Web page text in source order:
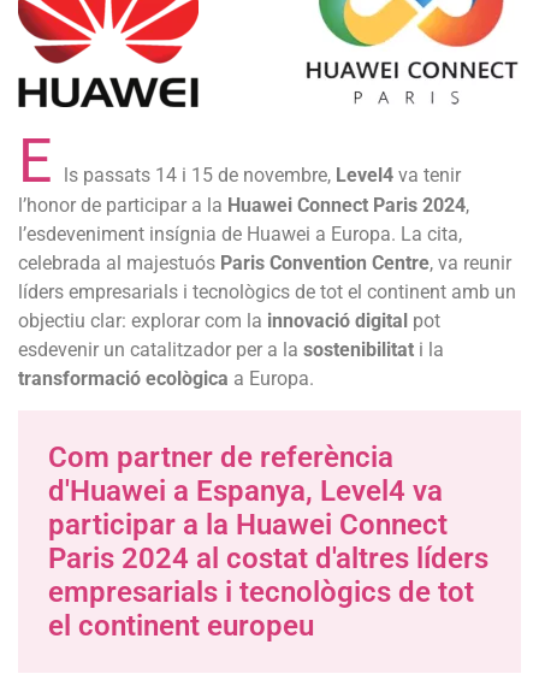
E ls passats 14 i 15 de novembre, Level4 va tenir
l’honor de participar a la Huawei Connect Paris 2024,
l’esdeveniment insígnia de Huawei a Europa. La cita,
celebrada al majestuós Paris Convention Centre, va reunir
líders empresarials i tecnològics de tot el continent amb un
objectiu clar: explorar com la innovació digital pot
esdevenir un catalitzador per a la sostenibilitat i la
transformació ecològica a Europa.
Com partner de referència
d'Huawei a Espanya, Level4 va
participar a la Huawei Connect
Paris 2024 al costat d'altres líders
empresarials i tecnològics de tot
el continent europeu